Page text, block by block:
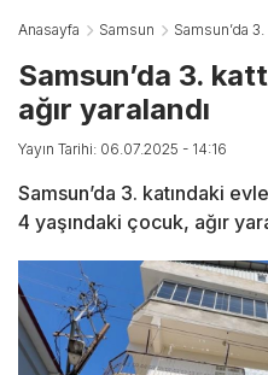
Anasayfa Samsun Samsun’da
Samsun’da 3.
ağır yaralandı
Yayın Tarihi: 06.07.2025 - 14:16
Samsun’da 3. katındaki
4 yaşındaki çocuk, ağır